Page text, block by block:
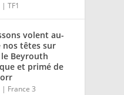
|TF1
volent au-
nos têtes sur
le Beyrouth
et primé de
| France 3